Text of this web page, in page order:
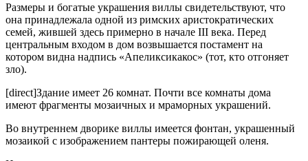
Размеры и богатые украшения виллы свидетельствуют, что
она принадлежала одной из римских аристократических
семей, жившей здесь примерно в начале III века. Перед
центральным входом в дом возвышается постамент на
котором видна надпись «Апеликсикакос» (тот, кто отгоняет
зло).
[direct]Здание имеет 26 комнат. Почти все комнаты дома
имеют фрагменты мозаичных и мраморных украшений.
Во внутреннем дворике виллы имеется фонтан, украшенный
мозаикой с изображением пантеры пожирающей оленя.